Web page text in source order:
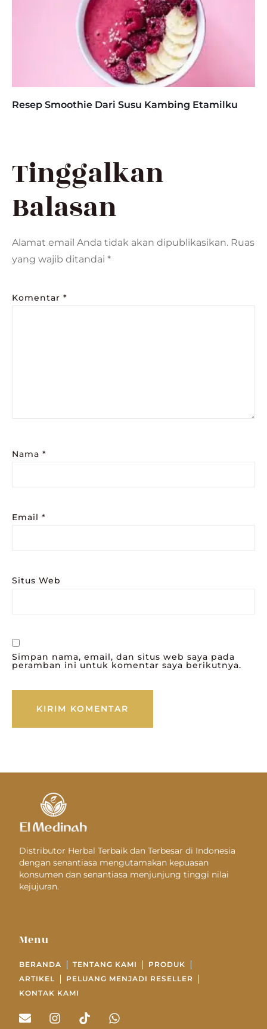
Resep Smoothie Dari Susu Kambing Etamilku
Tinggalkan
Balasan
Alamat email Anda tidak akan dipublikasikan. Ruas
yang wajib ditandai *
Komentar *
Nama *
Email *
Situs Web
Simpan nama, email, dan situs web saya pada
peramban ini untuk komentar saya berikutnya.
Distributor Herbal Terbaik dan Terbesar di Indonesia
dengan senantiasa mengutamakan kepuasan
konsumen dan senantiasa menjunjung tinggi nilai
kejujuran.
Menu
BERANDA TENTANG KAMI
PRODUK
ARTIKEL
PELUANG MENJADI RESELLER
KONTAK KAMI